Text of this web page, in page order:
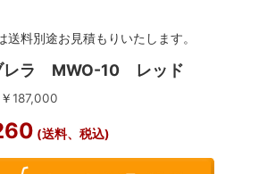
料別途お見積もりいたします。
レラ MWO-10 レッド
187,000
(送料、税込)